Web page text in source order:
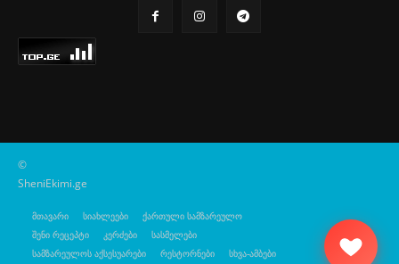
©
SheniEkimi.ge
მთავარი სიახლეები
ქართული სამზარეულო
შენი რეცეპტი
კერძები
სასმელები
სამზარეულოს აქსესუარები
რესტორნები სხვა-ამბები